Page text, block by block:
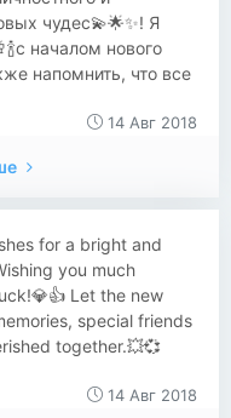
чудес💫🌟✨! Я
началом нового
напомнить, что все
14 Авг 2018
for a bright and
you much
Let the new
special friends
together.💥💞
14 Авг 2018